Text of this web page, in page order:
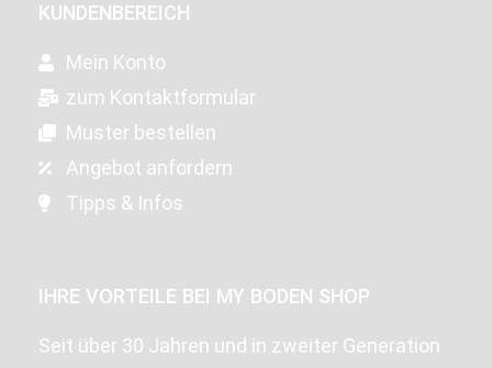
KUNDENBEREICH
Mein Konto
zum Kontaktformular
Muster bestellen
Angebot anfordern
Tipps & Infos
IHRE VORTEILE BEI MY BODEN SHOP
Seit über 30 Jahren und in zweiter Generation